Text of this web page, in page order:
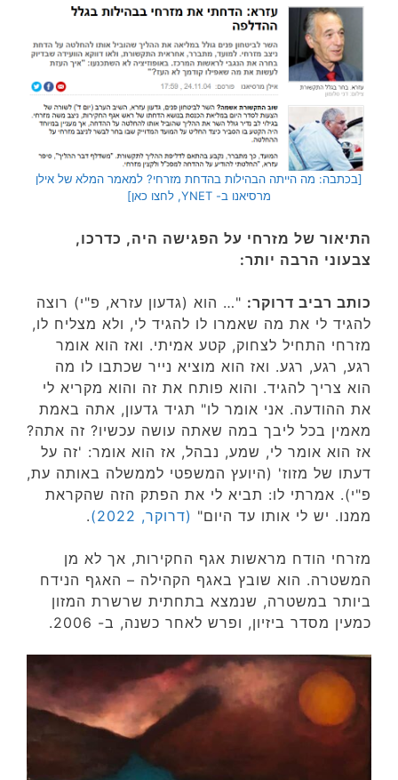
[בכתבה: מה הייתה הבהילות בהדחת מזרחי? למאמר המלא של אילן
מרסיאנו ב- YNET, לחצו כאן]
התיאור של מזרחי על הפגישה היה, כדרכו,
צבעוני הרבה יותר:
כותב רביב דרוקר: "… הוא (גדעון עזרא, פ"י) רוצה
להגיד לי את מה שאמרו לו להגיד לי, ולא מצליח לו,
מזרחי התחיל לצחוק, קטע אמיתי. ואז הוא אומר
רגע, רגע, רגע. ואז הוא מוציא נייר שכתבו לו מה
הוא צריך להגיד. והוא פותח את זה והוא מקריא לי
את ההודעה. אני אומר לו" תגיד גדעון, אתה באמת
מאמין בכל ליבך במה שאתה עושה עכשיו? זה אתה?
אז הוא אומר לי, שמע, נבהל, אז הוא אומר: 'זה על
דעתו של מזוז' (היועץ המשפטי לממשלה באותה עת,
פ"י). אמרתי לו: תביא לי את הפתק הזה שהקראת
ממנו. יש לי אותו עד היום" (דרוקר, 2022) .
מזרחי הודח מראשות אגף החקירות, אך לא מן
המשטרה. הוא שובץ באגף הקהילה – האגף הנידח
ביותר במשטרה, שנמצא בתחתית שרשרת המזון
כמעין מסדר ביזיון, ופרש לאחר כשנה, ב- 2006.